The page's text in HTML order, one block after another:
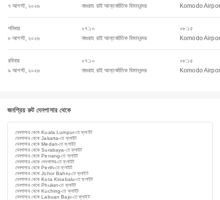
৭ আগস্ট, ২০২৬
নাগুরাহ রাই আন্তর্জাতিক বিমানবন্দর
Komodo
শনিবার
৮ আগস্ট, ২০২৬
০৭:১০
নাগুরাহ রাই আন্তর্জাতিক বিমানবন্দর
০৮:১৫
Komodo
রবিবার
৯ আগস্ট, ২০২৬
০৭:১০
নাগুরাহ রাই আন্তর্জাতিক বিমানবন্দর
০৮:১৫
Komodo
জনপ্রিয় রুট দেনপাসার থেকে
দেনপাসার থেকে Kuala Lumpur-তে ফ্লাইট
দেনপাসার থেকে Jakarta-তে ফ্লাইট
দেনপাসার থেকে Medan-তে ফ্লাইট
দেনপাসার থেকে Surabaya-তে ফ্লাইট
দেনপাসার থেকে Penang-তে ফ্লাইট
দেনপাসার থেকে দেনপাসার-তে ফ্লাইট
দেনপাসার থেকে Perth-তে ফ্লাইট
দেনপাসার থেকে Johor Bahru-তে ফ্লাইট
দেনপাসার থেকে Kota Kinabalu-তে ফ্লাইট
দেনপাসার থেকে Phuket-তে ফ্লাইট
দেনপাসার থেকে Kuching-তে ফ্লাইট
দেনপাসার থেকে Labuan Bajo-তে ফ্লাইট